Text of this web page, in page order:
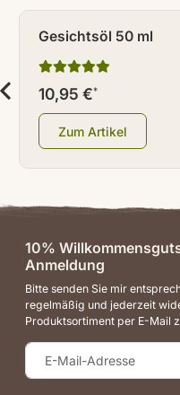
Gesichtsöl 50 ml
10,95 €*
Zum Artikel
10%
Anmeldung
Bitte senden Sie mir
regelmäßig und jederzeit
Produktsortiment per E-Mail